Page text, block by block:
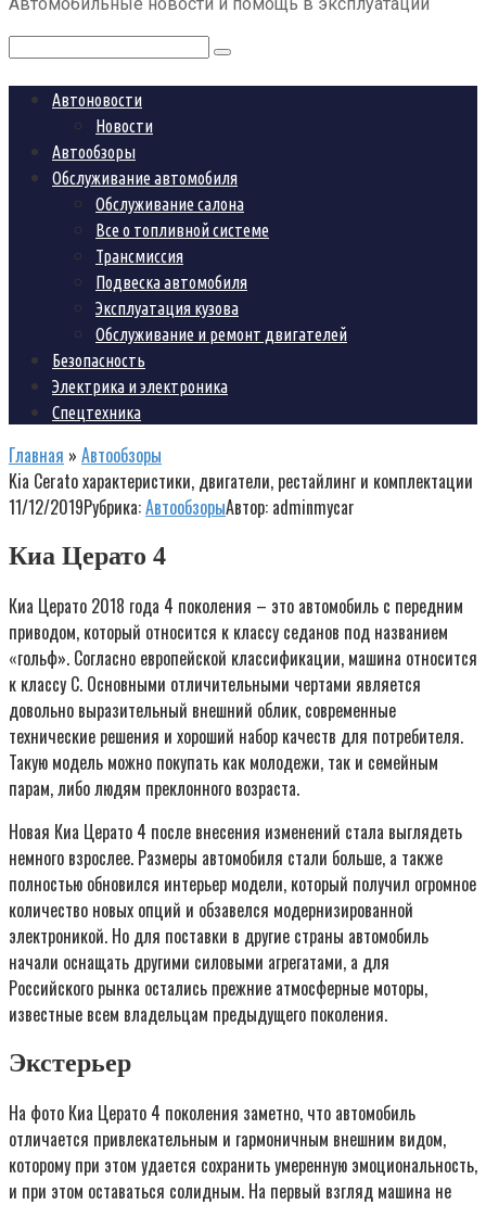
Поиск:
Автоновости
Новости
Автообзоры
Обслуживание автомобиля
Обслуживание салона
Все о топливной системе
Трансмиссия
Подвеска автомобиля
Эксплуатация кузова
Обслуживание и ремонт двигателей
Безопасность
Электрика и электроника
Спецтехника
Главная » Автообзоры
Kia Cerato характеристики, двигатели, рестайлинг и комплектации
11/12/2019Рубрика:АвтообзорыАвтор: adminmycar
Киа Церато 4
Киа Церато 2018 года 4 поколения – это автомобиль с передним
приводом, который относится к классу седанов под названием
«гольф». Согласно европейской классификации, машина относится
к классу С. Основными отличительными чертами является
довольно выразительный внешний облик, современные
технические решения и хороший набор качеств для потребителя.
Такую модель можно покупать как молодежи, так и семейным
парам, либо людям преклонного возраста.
Новая Киа Церато 4 после внесения изменений стала выглядеть
немного взрослее. Размеры автомобиля стали больше, а также
полностью обновился интерьер модели, который получил огромное
количество новых опций и обзавелся модернизированной
электроникой. Но для поставки в другие страны автомобиль
начали оснащать другими силовыми агрегатами, а для
Российского рынка остались прежние атмосферные моторы,
известные всем владельцам предыдущего поколения.
Экстерьер
На фото Киа Церато 4 поколения заметно, что автомобиль
отличается привлекательным и гармоничным внешним видом,
которому при этом удается сохранить умеренную эмоциональность,
и при этом оставаться солидным. На первый взгляд машина не